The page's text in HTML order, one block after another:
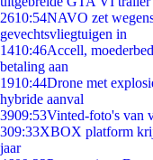
2610:54NAVO zet
gevechtsvliegtuigen in
1410:46Accell,
betaling aan
1910:44Drone met
hybride aanval
3909:53Vinted-foto's van
309:33XBOX platform
jaar